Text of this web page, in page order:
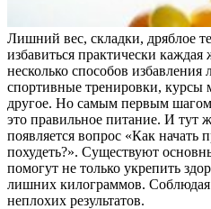
Лишний вес, складки, дряблое
избавиться практически
несколько способов
спортивные тренировки, курсы
другое. Но самым первым
это правильное питание. И тут
появляется вопрос «Как начать
похудеть?». Существуют
помогут не только укрепить
лишних килограммов.
неплохих результатов.